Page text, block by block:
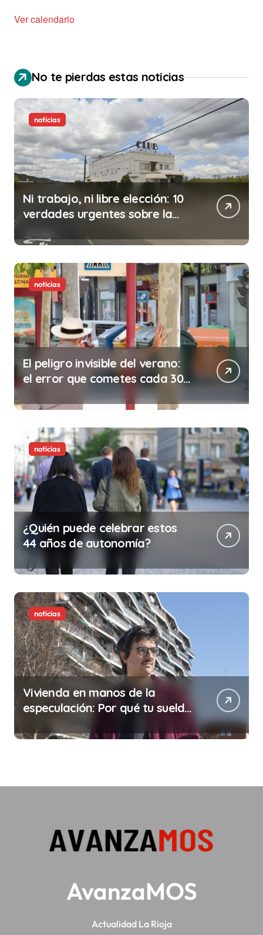
Ver calendario
No te pierdas estas noticias
noticias
Ni trabajo, ni libre elección: 10
verdades urgentes sobre la
noticias
El peligro invisible del verano:
el error que cometes cada 30
minutos en tu trabajo (y la
ilegalidad que te puede costar
la vida)
noticias
¿Quién puede celebrar estos
44 años de autonomía?
noticias
Vivienda en manos de la
especulación: Por qué tu sueldo
AvanzaMOS
Actualidad La Rioja